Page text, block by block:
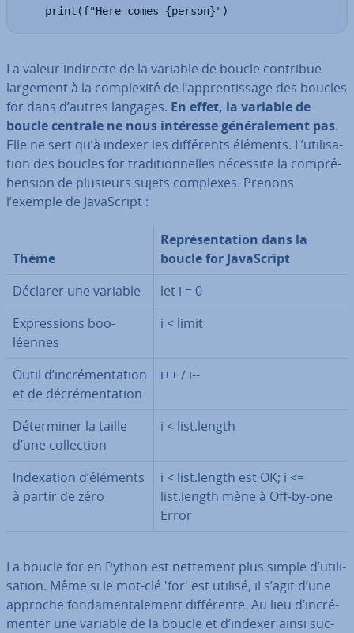
    print(f"Here comes {person}")
La valeur indirecte de la variable de boucle contribue
largement à la com­plexité de l’ap­pren­tis­sage des boucles
for dans d’autres langages. En effet, la variable de
boucle centrale ne nous intéresse gé­né­ra­le­ment pas.
Elle ne sert qu’à indexer les dif­fé­rents éléments. L’uti­li­sa­
tion des boucles for tra­di­tion­nelles nécessite la com­pré­
hen­sion de plusieurs sujets complexes. Prenons
l’exemple de Ja­vaS­cript :
Thème
Re­pré­sen­ta­tion dans la
boucle for Ja­vaS­cript
Déclarer une variable
let i = 0
Ex­pres­sions boo­
léennes
i < limit
Outil d’in­cré­men­ta­tion
et de dé­cré­men­ta­tion
i++ / i--
Dé­ter­mi­ner la taille
d’une col­lec­tion
i < list.length
In­dexa­tion d’éléments
à partir de zéro
i < list.length est OK; i <=
list.length mène à Off-by-one
Error
La boucle for en Python est nettement plus simple d’uti­li­
sa­tion. Même si le mot-clé 'for' est utilisé, il s’agit d’une
approche fon­da­men­ta­le­ment dif­fé­rente. Au lieu d’in­cré­
men­ter une variable de la boucle et d’indexer ainsi suc­